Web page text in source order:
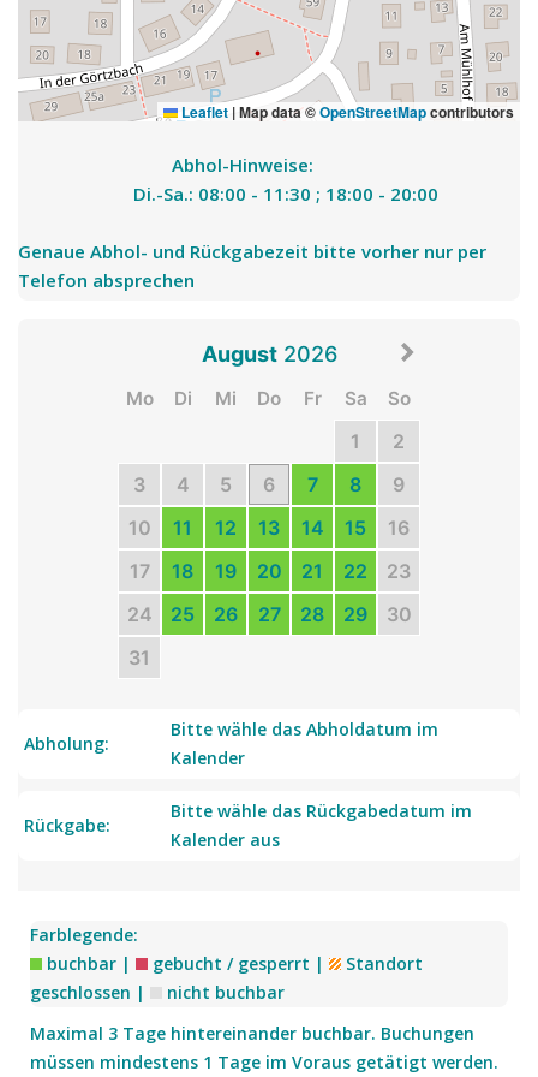
Schwarzer Retterich
Gießener Landstrasse 5, 35102 Kirchvers
08
08
08
08
08
08
08
Tatatuk
Burgstraße 21, 35083 Mellnau Wetter
08
08
09
08
10
08
11
08
12
08
Herr Nielson
In der Lehmkaute, 35232 Dautphetal
Sonstiges:
keine - achte unbedingt auf gute
Bremsen an deinem Rad und dass du maximal 80kg
Modell:
Hxxxl light - Hinterher
Leaflet |Map data ©OpenStreetMapcontributors
Abhol-Hinweise:
			Di.-Sa.: 08:00 - 11:30 ; 18:00 - 20:00
Genaue Abhol- und Rückgabezeit bitte vorher nur per
August 2026
Mo Di Mi Do Fr Sa So
1
2
3
4 5 6 7 8
9
10
11 12 13 14 15
16
17
18 19 20 21 22
23
24
25 26 27 28 29
30
31
Abholung:
Bitte wähle das Abholdatum im
Kalender
Rückgabe:
Bitte wähle das Rückgabedatum im
Kalender aus
Farblegende:
buchbar |
gebucht / gesperrt |
Standort
geschlossen |
nicht buchbar
Maximal 3 Tage hintereinander buchbar. Buchungen
müssen mindestens 1 Tage im Voraus getätigt werden.